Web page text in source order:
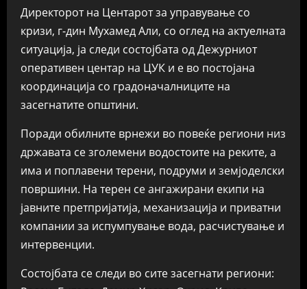
Директорот на Центарот за управување со
кризи, г‑дин Мухамед Али, со оглед на актуелната
ситуација, ја следи состојбата од Дежурниот
оперативен центар на ЦУК и е во постојана
координација со градоначалниците на
засегнатите општини.
Поради обилните врнежи во повеќе региони низ
државата се зголемени водостоите на реките, а
има и поплавени терени, подруми и земјоделски
површини. На терен се ангажирани екипи на
јавните претпријатија, механизација и приватни
компании за испумпување вода, расчистување и
интервенции.
Состојбата се следи во сите засегнати региони: